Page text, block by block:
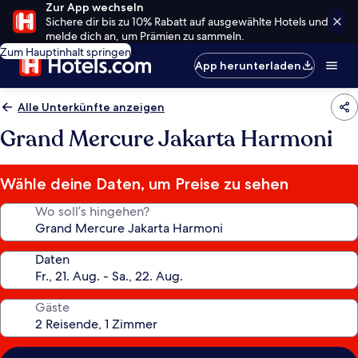
Zur App wechseln
Sichere dir bis zu 10% Rabatt auf ausgewählte Hotels und
melde dich an, um Prämien zu sammeln.
Zum Hauptinhalt springen
App herunterladen
Alle Unterkünfte anzeigen
Grand Mercure Jakarta Harmoni
Wähle deine Daten, um Preise zu sehen
Wo soll’s hingehen?
Daten
Gäste